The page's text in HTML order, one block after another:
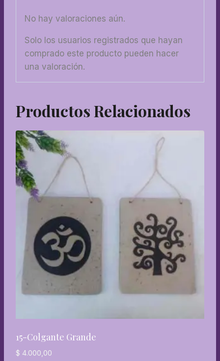
No hay valoraciones aún.
Solo los usuarios registrados que hayan
comprado este producto pueden hacer
una valoración.
Productos Relacionados
15-Colgante Grande
$ 4.000,00